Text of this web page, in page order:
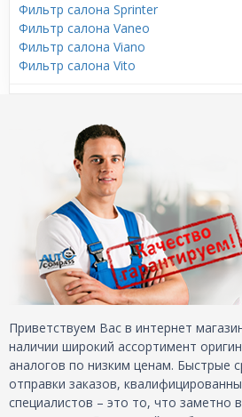
Фильтр салона Sprinter
Фильтр салона Vaneo
Фильтр салона Viano
Фильтр салона Vito
Приветствуем Вас в интернет
наличии широкий ассортимент
аналогов по низким ценам. Быстрые
отправки заказов,
специалистов – это то, что заметно